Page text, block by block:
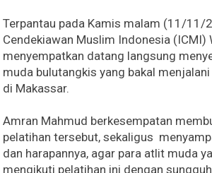
Terpantau pada Kamis malam (11/11/
Cendekiawan Muslim Indonesia (ICMI)
menyempatkan datang langsung
muda bulutangkis yang bakal
di Makassar.
Amran Mahmud berkesempatan
pelatihan tersebut, sekaligus
dan harapannya, agar para atlit muda
mengikuti pelatihan ini dengan